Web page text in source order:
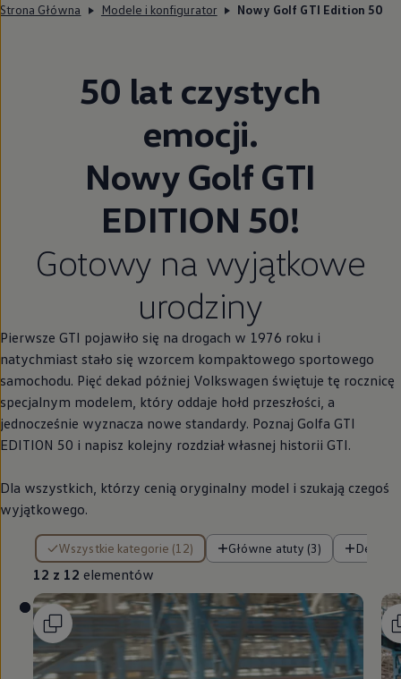
Strona Główna Modele i konfigurator Nowy Golf GTI Edition 50
50 lat czystych
emocji.
Nowy Golf GTI
EDITION 50!
Gotowy na wyjątkowe
urodziny
Pierwsze GTI pojawiło się na drogach w 1976 roku i
natychmiast stało się wzorcem kompaktowego sportowego
samochodu. Pięć dekad później Volkswagen świętuje tę rocznicę
specjalnym modelem, który oddaje hołd przeszłości, a
jednocześnie wyznacza nowe standardy. Poznaj Golfa GTI
EDITION 50 i napisz kolejny rozdział własnej historii GTI.
Dla wszystkich, którzy cenią oryginalny model i szukają czegoś
wyjątkowego.
Wszystkie kategorie (12) Główne atuty (3) Design
12 z 12 elementów
12 z 12 elementów